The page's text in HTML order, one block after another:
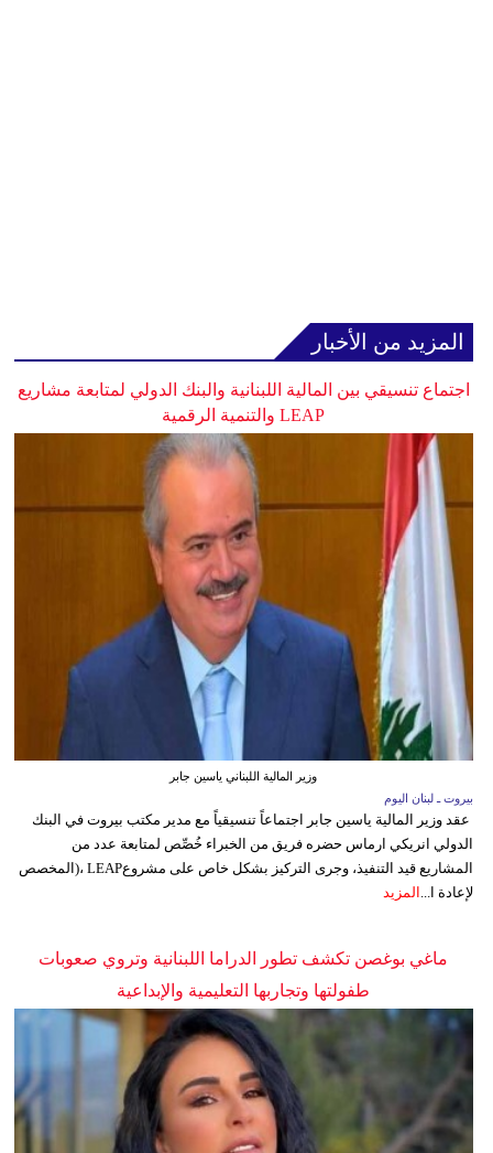
المزيد من الأخبار
اجتماع تنسيقي بين المالية اللبنانية والبنك الدولي لمتابعة مشاريع
LEAP والتنمية الرقمية
وزير المالية اللبناني ياسين جابر
بيروت ـ لبنان اليوم
عقد وزير المالية ياسين جابر اجتماعاً تنسيقياً مع مدير مكتب بيروت في البنك
الدولي انريكي ارماس حضره فريق من الخبراء خُصِّص لمتابعة عدد من
المشاريع قيد التنفيذ، وجرى التركيز بشكل خاص على مشروعLEAP ،(المخصص
لإعادة ا... المزيد
ماغي بوغصن تكشف تطور الدراما اللبنانية وتروي صعوبات
طفولتها وتجاربها التعليمية والإبداعية